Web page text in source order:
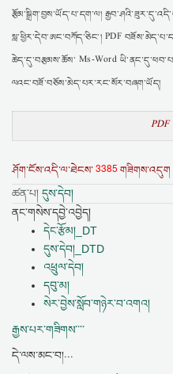
རྩོམ་སྒྲིག་བྱས་ཡོད་པ་དག་ལ།
སླ་ཕྱིར་དེབ་ཨང་བཀོད་ཅིང་། PDF
ཆེད་དུ་བརྩམས་ཆོས་ Ms-Word
ལའང་བཟོ་བཅོས་མེད་པར་རང་སོར་བཞག་ཡོད།
PDF
ཤོག་ངོས་འདི་ལ་ཐེངས་3385 གཟིགས་འདུག
ཚན་པ། དུས་དེབ།
ནང་གསེས་དབྱེ་འབྱེད།
དེང་རྩོམ།_DT
དུས་དེབ།_DTD
འཕྲུལ་དེབ།
དབུ་མ།
སེར་བྱེས་སློབ་གཉེར་བ་འགའ།
རྒྱས་པར་གཟིགས་་་་
དེ་ལས་མང་བ།...